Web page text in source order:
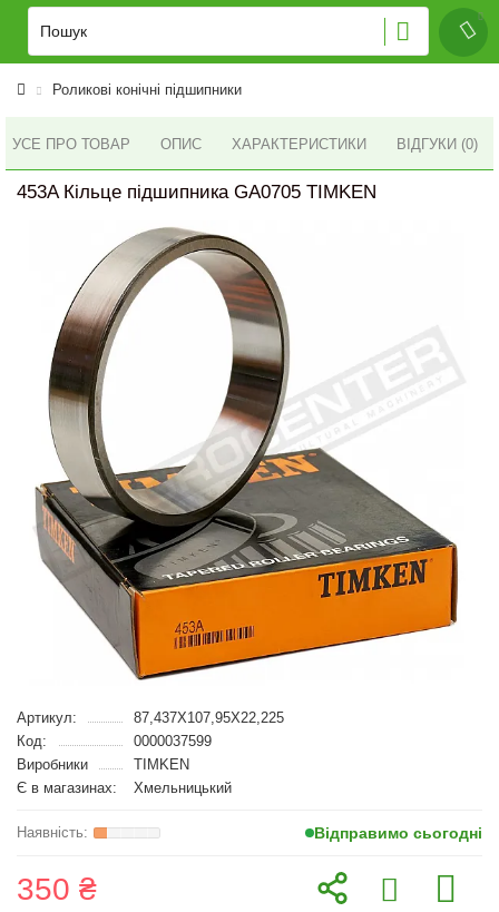
Роликові конічні підшипники
УСЕ ПРО ТОВАР ОПИС ХАРАКТЕРИСТИКИ ВІДГУКИ (0)
453A Кільце підшипника GA0705 TIMKEN
Артикул:
87,437X107,95X22,225
Код:
0000037599
Виробники
TIMKEN
Є в магазинах:
Хмельницький
Відправимо сьогодні
350 ₴